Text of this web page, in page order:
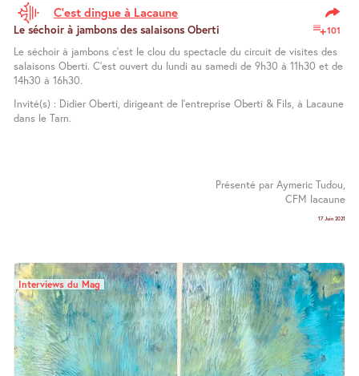
C’est dingue à Lacaune
101
Le séchoir à jambons des salaisons Oberti
Le séchoir à jambons c’est le clou du spectacle du circuit de visites des
salaisons Oberti. C’est ouvert du lundi au samedi de 9h30 à 11h30 et de
14h30 à 16h30.
Invité(s) : Didier Oberti, dirigeant de l’entreprise Oberti & Fils, à Lacaune
dans le Tarn.
Présenté par Aymeric Tudou,
CFM lacaune
17 Juin 2021
Interviews du Mag